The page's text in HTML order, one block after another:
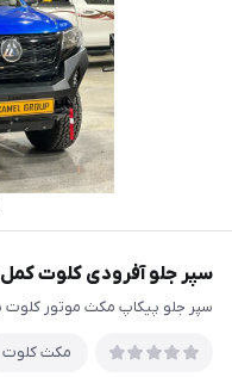
سپر جلو آفرودی کلوت کمل
سپر جلو پیکاپ مکث موتور کلوت
مکث کلوت